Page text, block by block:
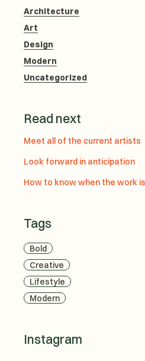
Architecture
Art
Design
Modern
Uncategorized
Read next
Meet all of the current artists
Look forward in anticipation
How to know when the work
Tags
Bold
Creative
Lifestyle
Modern
Instagram